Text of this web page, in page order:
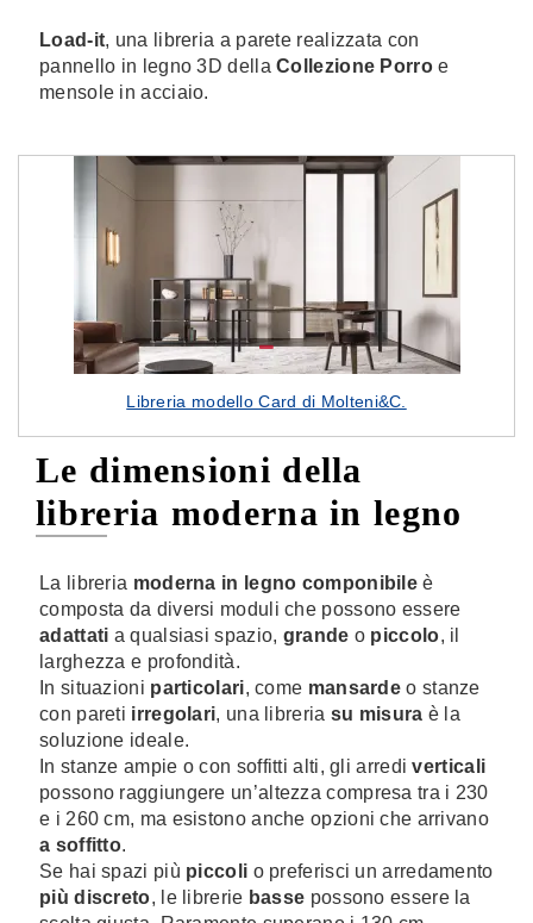
Load-it, una libreria a parete realizzata con
pannello in legno 3D della Collezione Porroe
mensole in acciaio.
Libreria modello Card di Molteni&C.
Le dimensioni della
libreria moderna in legno
La libreria moderna in legno componibileè
composta da diversi moduli che possono essere
adattati a qualsiasi spazio, grande o piccolo, il
larghezza e profondità.
In situazioni particolari, come mansarde o stanze
con pareti irregolari, una libreria su misura è la
soluzione ideale.
In stanze ampie o con soffitti alti, gli arredi verticali
possono raggiungere un’altezza compresa tra i 230
e i 260 cm, ma esistono anche opzioni che arrivano
a soffitto.
Se hai spazi più piccoli o preferisci un arredamento
più discreto, le librerie basse possono essere la